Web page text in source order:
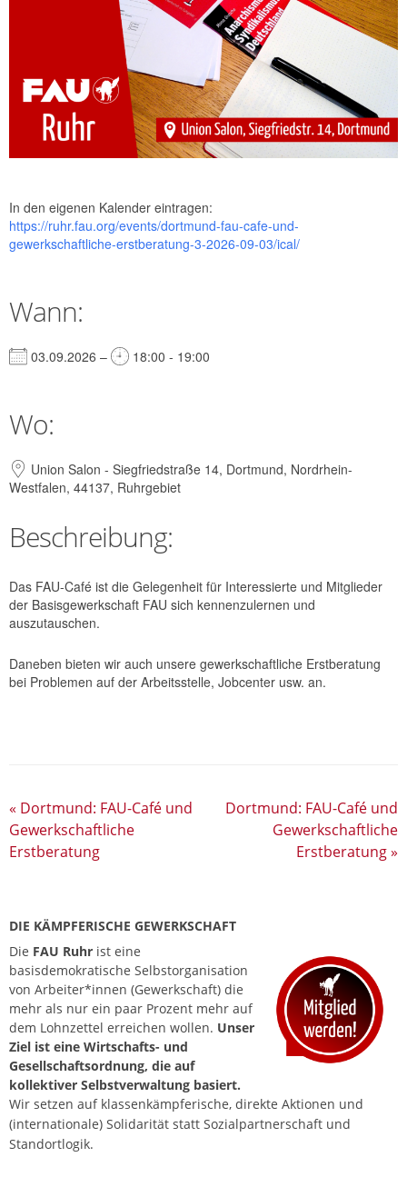
In den eigenen Kalender eintragen:
https://ruhr.fau.org/events/dortmund-fau-cafe-und-
gewerkschaftliche-erstberatung-3-2026-09-03/ical/
Wann:
03.09.2026 – 18:00 - 19:00
Wo:
Union Salon - Siegfriedstraße 14, Dortmund, Nordrhein-
Westfalen, 44137, Ruhrgebiet
Beschreibung:
Das FAU-Café ist die Gelegenheit für Interessierte und Mitglieder
der Basisgewerkschaft FAU sich kennenzulernen und
auszutauschen.
Daneben bieten wir auch unsere gewerkschaftliche Erstberatung
bei Problemen auf der Arbeitsstelle, Jobcenter usw. an.
« Dortmund: FAU-Café und
Gewerkschaftliche
Erstberatung
Dortmund: FAU-Café und
Gewerkschaftliche
Erstberatung»
DIE KÄMPFERISCHE GEWERKSCHAFT
Die FAU Ruhr ist eine
basisdemokratische Selbstorganisation
von Arbeiter*innen (Gewerkschaft) die
mehr als nur ein paar Prozent mehr auf
dem Lohnzettel erreichen wollen. Unser
Ziel ist eine Wirtschafts- und
Gesellschaftsordnung, die auf
kollektiver Selbstverwaltung basiert.
Wir setzen auf klassenkämpferische, direkte Aktionen und
(internationale) Solidarität statt Sozialpartnerschaft und
Standortlogik.